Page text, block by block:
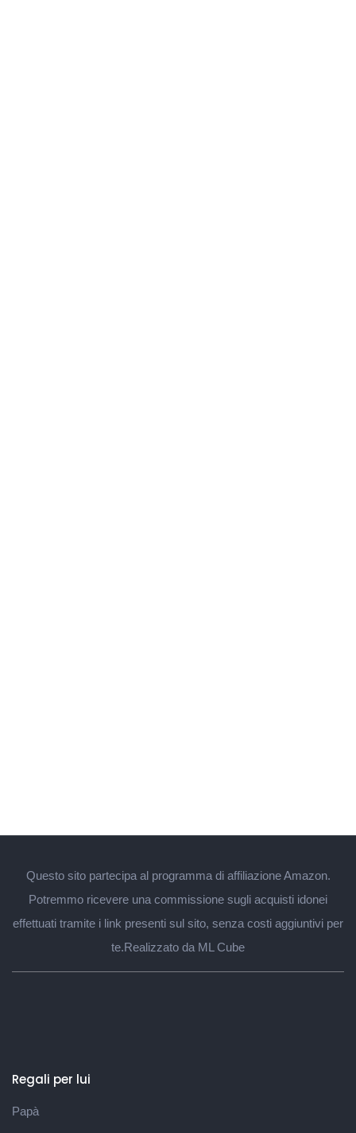
Questo sito partecipa al programma di affiliazione Amazon.
Potremmo ricevere una commissione sugli acquisti idonei
effettuati tramite i link presenti sul sito, senza costi aggiuntivi per
te.Realizzato da ML Cube
Regali per lui
Papà